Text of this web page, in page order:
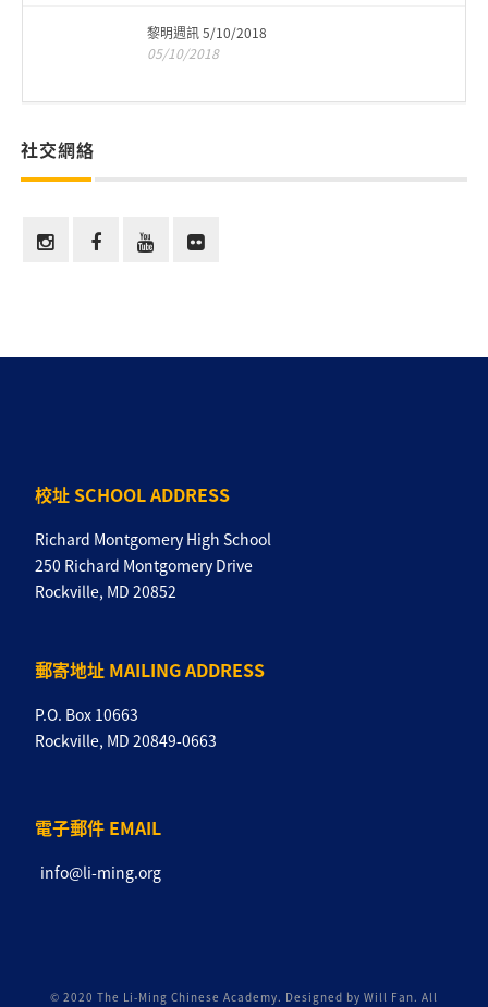
黎明週訊 5/10/2018
05/10/2018
社交網絡
校址 SCHOOL ADDRESS
Richard Montgomery High School
250 Richard Montgomery Drive
Rockville, MD 20852
郵寄地址 MAILING ADDRESS
P.O. Box 10663
Rockville, MD 20849-0663
電子郵件 EMAIL
info@li-ming.org
© 2020 The Li-Ming Chinese Academy. Designed by Will Fan. All